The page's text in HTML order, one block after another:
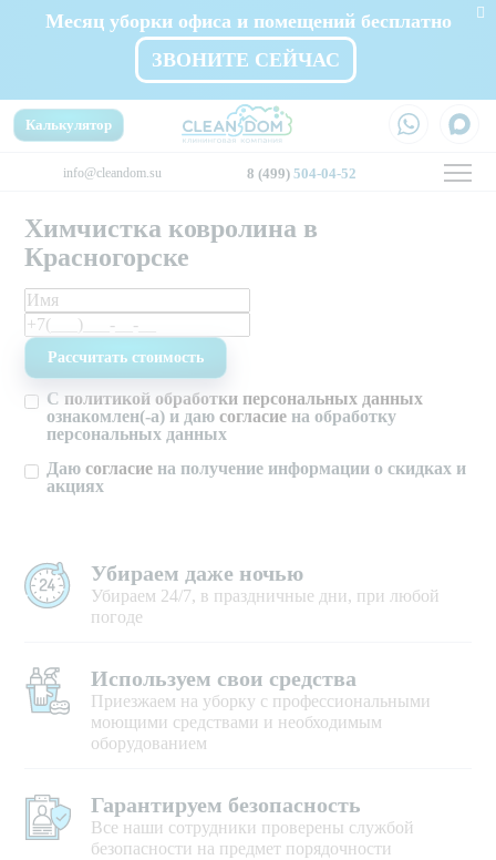
Месяц уборки офиса и помещений бесплатно
ЗВОНИТЕ СЕЙЧАС
info@cleandom.su 8 (499) 504-04-52
Калькулятор
Химчистка ковролина в
Красногорске
С политикой обработки персональных данных
ознакомлен(-а) и даюсогласие на обработку
персональных данных
Даюсогласие на получение информации о скидках и
акциях
Убираем даже ночью
Убираем 24/7, в праздничные дни, при любой
погоде
Используем свои средства
Приезжаем на уборку с профессиональными
моющими средствами и необходимым
оборудованием
Гарантируем безопасность
Все наши сотрудники проверены службой
безопасности на предмет порядочности